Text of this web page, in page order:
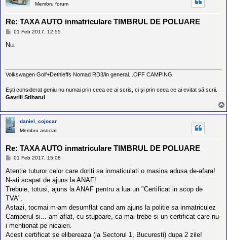
Membru forum
Re: TAXA AUTO inmatriculare TIMBRUL DE POLUARE
M
s
01 Feb 2017, 12:55
Nu.
Volkswagen Golf+Dethleffs Nomad RD3/in general...OFF CAMPING
Ești considerat geniu nu numai prin ceea ce ai scris, ci și prin ceea ce ai evitat să scrii.
Gavriil Stiharul
daniel_cojocar
Membru asociat
Re: TAXA AUTO inmatriculare TIMBRUL DE POLUARE
M
s
j
01 Feb 2017, 15:08
Atentie tuturor celor care doriti sa inmaticulati o masina adusa de-afara!
N-ati scapat de ajuns la ANAF!
Trebuie, totusi, ajuns la ANAF pentru a lua un "Certificat in scop de
TVA".
Astazi, tocmai m-am desumflat cand am ajuns la politie sa inmatriculez
Camperul si... am aflat, cu stupoare, ca mai trebe si un certificat care nu-
i mentionat pe nicaieri.
Acest certificat se elibereaza (la Sectorul 1, Bucuresti) dupa 2 zile!